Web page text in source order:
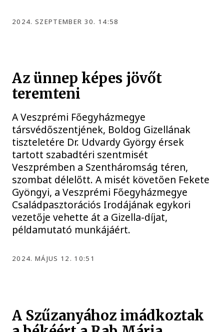
2024. SZEPTEMBER 30. 14:58
Az ünnep képes jövőt
teremteni
A Veszprémi Főegyházmegye
társvédőszentjének, Boldog Gizellának
tiszteletére Dr. Udvardy György érsek
tartott szabadtéri szentmisét
Veszprémben a Szentháromság téren,
szombat délelőtt. A misét követően Fekete
Gyöngyi, a Veszprémi Főegyházmegye
Családpasztorációs Irodájának egykori
vezetője vehette át a Gizella-díjat,
példamutató munkájáért.
2024. MÁJUS 12. 10:51
A Szűzanyához imádkoztak